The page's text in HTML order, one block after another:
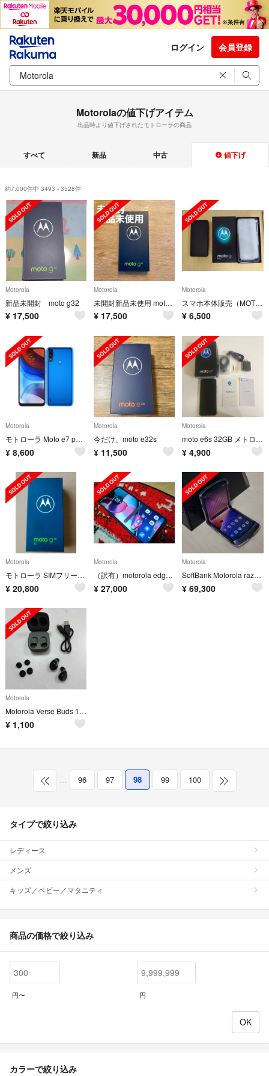
ログイン 会員登録
Motorolaの値下げアイテム
出品時より値下げされたモトローラの商品
すべて 新品 中古 値下げ
約7,000件中 3493 - 3528件
Motorola
新品未開封 moto g32
¥ 17,500
Motorola
未開封新品未使用 moto G32 ミネラルグレイ 4+128GB
¥ 17,500
Motorola
スマホ本体販売（MOTO G PRO）
¥ 6,500
Motorola
モトローラ Moto e7 power 【タヒチブルー 】SIMフリー
¥ 8,600
Motorola
今だけ、moto e32s
¥ 11,500
Motorola
moto e6s 32GB メトログレー SIMフリー
¥ 4,900
Motorola
モトローラ SIMフリースマートフォン moto g52j
¥ 20,800
Motorola
（訳有）motorola edge 30 pro 12GB/256GB
¥ 27,000
Motorola
SoftBank Motorola razr 5G 256GB ケース付き
¥ 69,300
Motorola
Motorola Verse Buds 100 ワイヤレスイヤホン
¥ 1,100
… 96 97 98 99 100
タイプで絞り込み
レディース
メンズ
キッズ／ベビー／マタニティ
商品の価格で絞り込み
円〜 円
カラーで絞り込み